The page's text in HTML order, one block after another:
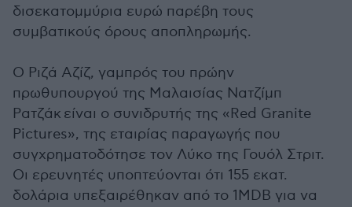
δισεκατομμύρια ευρώ παρέβη τους
συμβατικούς όρους αποπληρωμής.
Ο Ριζά Αζίζ, γαμπρός του πρώην
πρωθυπουργού της Μαλαισίας Νατζίμπ
Ρατζάκ είναι ο συνιδρυτής της «Red Granite
Pictures», της εταιρίας παραγωγής που
συγχρηματοδότησε τον Λύκο της Γουόλ Στριτ.
Οι ερευνητές υποπτεύονται ότι 155 εκατ.
δολάρια υπεξαιρέθηκαν από το 1MDB για να